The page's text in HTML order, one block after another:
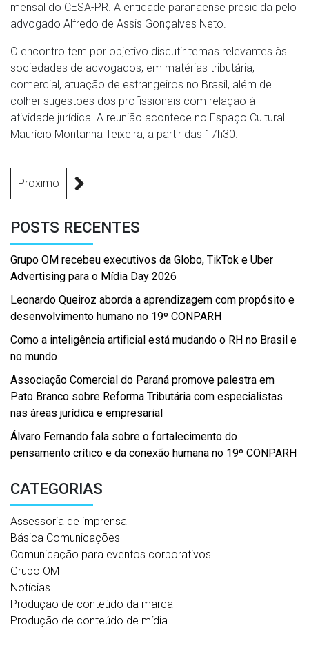
mensal do CESA-PR. A entidade paranaense presidida pelo
advogado Alfredo de Assis Gonçalves Neto.
O encontro tem por objetivo discutir temas relevantes às
sociedades de advogados, em matérias tributária,
comercial, atuação de estrangeiros no Brasil, além de
colher sugestões dos profissionais com relação à
atividade jurídica. A reunião acontece no Espaço Cultural
Maurício Montanha Teixeira, a partir das 17h30.
Proximo
POSTS RECENTES
Grupo OM recebeu executivos da Globo, TikTok e Uber
Advertising para o Mídia Day 2026
Leonardo Queiroz aborda a aprendizagem com propósito e
desenvolvimento humano no 19º CONPARH
Como a inteligência artificial está mudando o RH no Brasil e
no mundo
Associação Comercial do Paraná promove palestra em
Pato Branco sobre Reforma Tributária com especialistas
nas áreas jurídica e empresarial
Álvaro Fernando fala sobre o fortalecimento do
pensamento crítico e da conexão humana no 19º CONPARH
CATEGORIAS
Assessoria de imprensa
Básica Comunicações
Comunicação para eventos corporativos
Grupo OM
Notícias
Produção de conteúdo da marca
Produção de conteúdo de mídia